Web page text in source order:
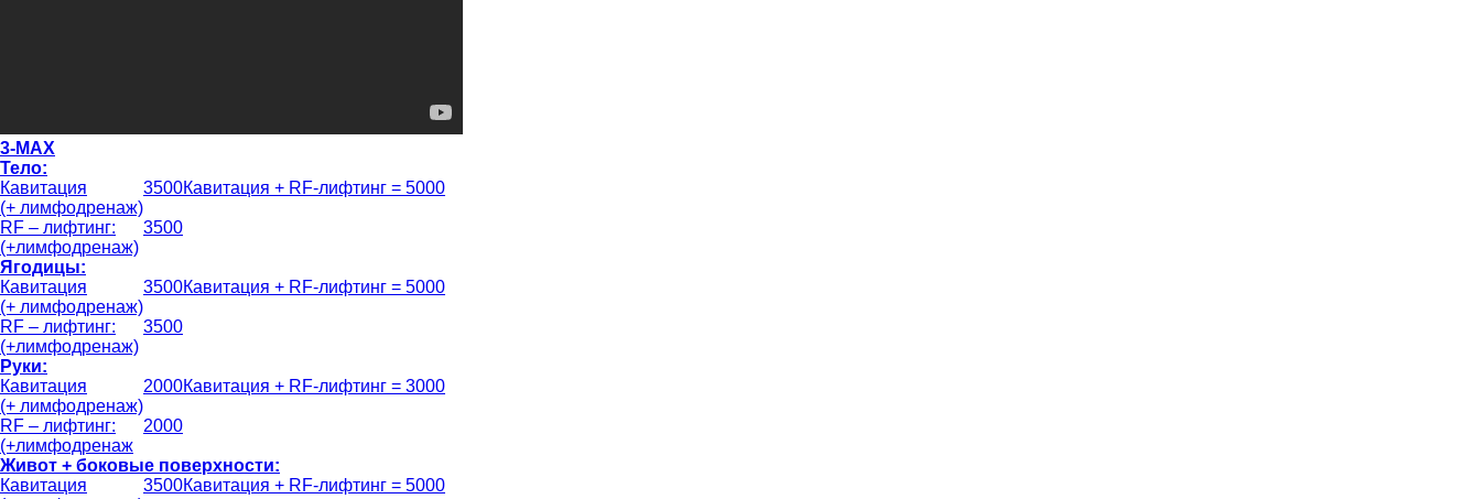
3-MAX
Тело:
Кавитация
(+ лимфодренаж)
3500Кавитация + RF-лифтинг = 5000
RF – лифтинг:
(+лимфодренаж)
3500
Ягодицы:
Кавитация
(+ лимфодренаж)
3500Кавитация + RF-лифтинг = 5000
RF – лифтинг:
(+лимфодренаж)
3500
Руки:
Кавитация
(+ лимфодренаж)
2000Кавитация + RF-лифтинг = 3000
RF – лифтинг:
(+лимфодренаж
2000
Живот + боковые поверхности:
Кавитация
3500Кавитация + RF-лифтинг = 5000